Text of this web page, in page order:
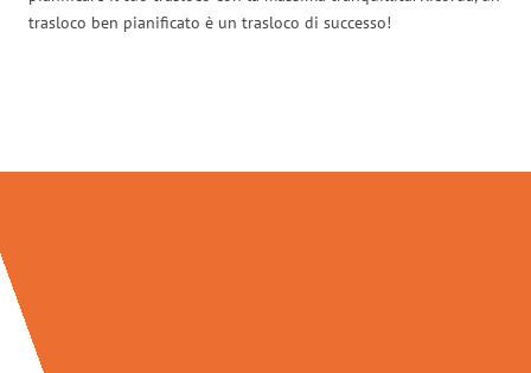
trasloco ben pianificato è un trasloco di successo!